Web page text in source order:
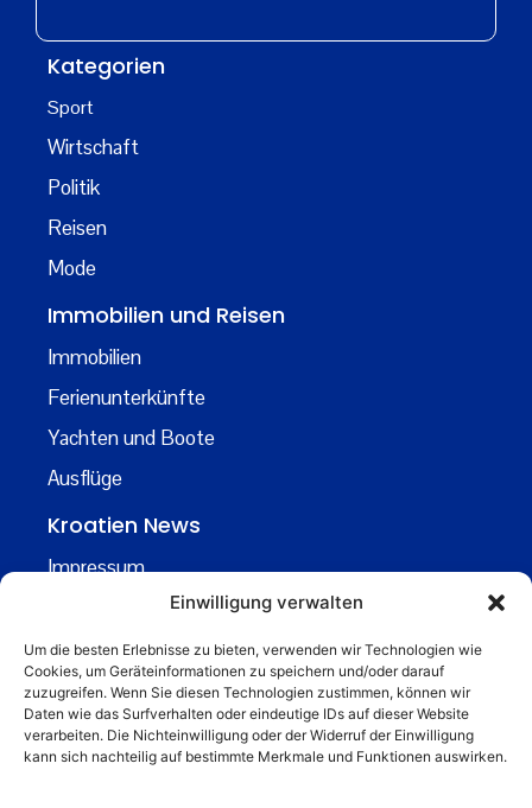
Einwilligung verwalten
Um die besten Erlebnisse zu bieten, verwenden wir Technologien wie
Cookies, um Geräteinformationen zu speichern und/oder darauf
zuzugreifen. Wenn Sie diesen Technologien zustimmen, können wir
Daten wie das Surfverhalten oder eindeutige IDs auf dieser Website
verarbeiten. Die Nichteinwilligung oder der Widerruf der Einwilligung
kann sich nachteilig auf bestimmte Merkmale und Funktionen auswirken.
Kategorien
Sport
Wirtschaft
Politik
Reisen
Mode
Immobilien und Reisen
Immobilien
Ferienunterkünfte
Yachten und Boote
Ausflüge
Kroatien News
Impressum
Kontakt
Über uns
Business